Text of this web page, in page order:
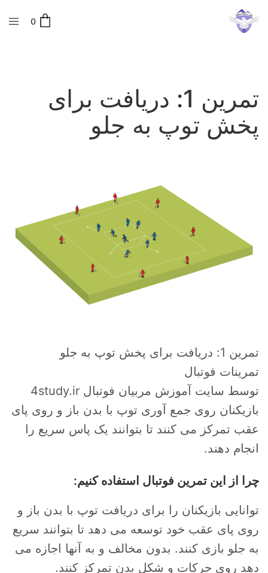
0
تمرین 1: دریافت برای
پخش توپ به جلو
تمرین 1: دریافت برای پخش توپ به جلو
تمرینات فوتبال
توسط سایت آموزش مربیان فوتبال 4study.ir
بازیکنان روی جمع آوری توپ با بدن باز و روی پای
عقب تمرکز می کنند تا بتوانند یک پاس سریع را
انجام دهند.
چرا از این تمرین فوتبال استفاده کنیم:
توانایی بازیکنان را برای دریافت توپ با بدن باز و
روی پای عقب خود توسعه می دهد تا بتوانند سریع
به جلو بازی کنند. بدون مخالف و به آنها اجازه می
دهد روی حرکات و شکل بدن تمرکز کنند.